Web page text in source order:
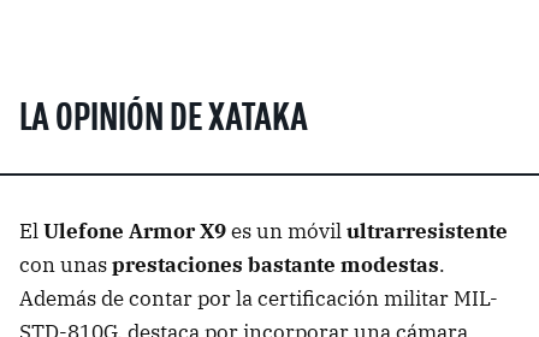
LA OPINIÓN DE XATAKA
ElUlefone Armor X9es un móvilultrarresistente
con unasprestaciones bastante modestas.
Además de contar por la certificación militar MIL-